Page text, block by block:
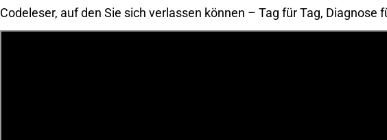
Codeleser, auf den Sie sich verlassen können – Tag für Tag, Diagnose